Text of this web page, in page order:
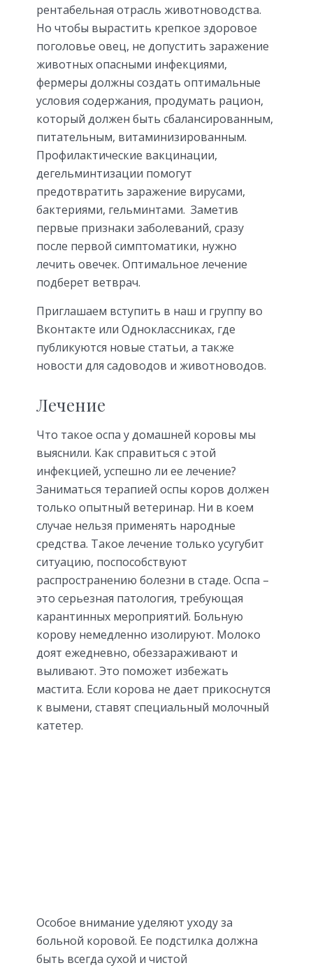
рентабельная отрасль животноводства.
Но чтобы вырастить крепкое здоровое
поголовье овец, не допустить заражение
животных опасными инфекциями,
фермеры должны создать оптимальные
условия содержания, продумать рацион,
который должен быть сбалансированным,
питательным, витаминизированным.
Профилактические вакцинации,
дегельминтизации помогут
предотвратить заражение вирусами,
бактериями, гельминтами. Заметив
первые признаки заболеваний, сразу
после первой симптоматики, нужно
лечить овечек. Оптимальное лечение
подберет ветврач.
Приглашаем вступить в наш и группу во
Вконтакте или Одноклассниках, где
публикуются новые статьи, а также
новости для садоводов и животноводов.
Лечение
Что такое оспа у домашней коровы мы
выяснили. Как справиться с этой
инфекцией, успешно ли ее лечение?
Заниматься терапией оспы коров должен
только опытный ветеринар. Ни в коем
случае нельзя применять народные
средства. Такое лечение только усугубит
ситуацию, поспособствуют
распространению болезни в стаде. Оспа –
это серьезная патология, требующая
карантинных мероприятий. Больную
корову немедленно изолируют. Молоко
доят ежедневно, обеззараживают и
выливают. Это поможет избежать
мастита. Если корова не дает прикоснутся
к вымени, ставят специальный молочный
катетер.
Особое внимание уделяют уходу за
больной коровой. Ее подстилка должна
быть всегда сухой и чистой